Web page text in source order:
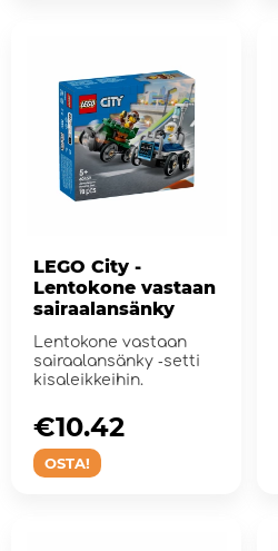
LEGO City -
Lentokone vastaan
sairaalansänky
Lentokone vastaan
sairaalansänky ‑setti
kisaleikkeihin.
OSTA!
€10.42